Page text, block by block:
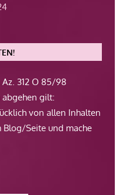
312 O 85/98
abgehen gilt:
von allen Inhalten
Seite und mache